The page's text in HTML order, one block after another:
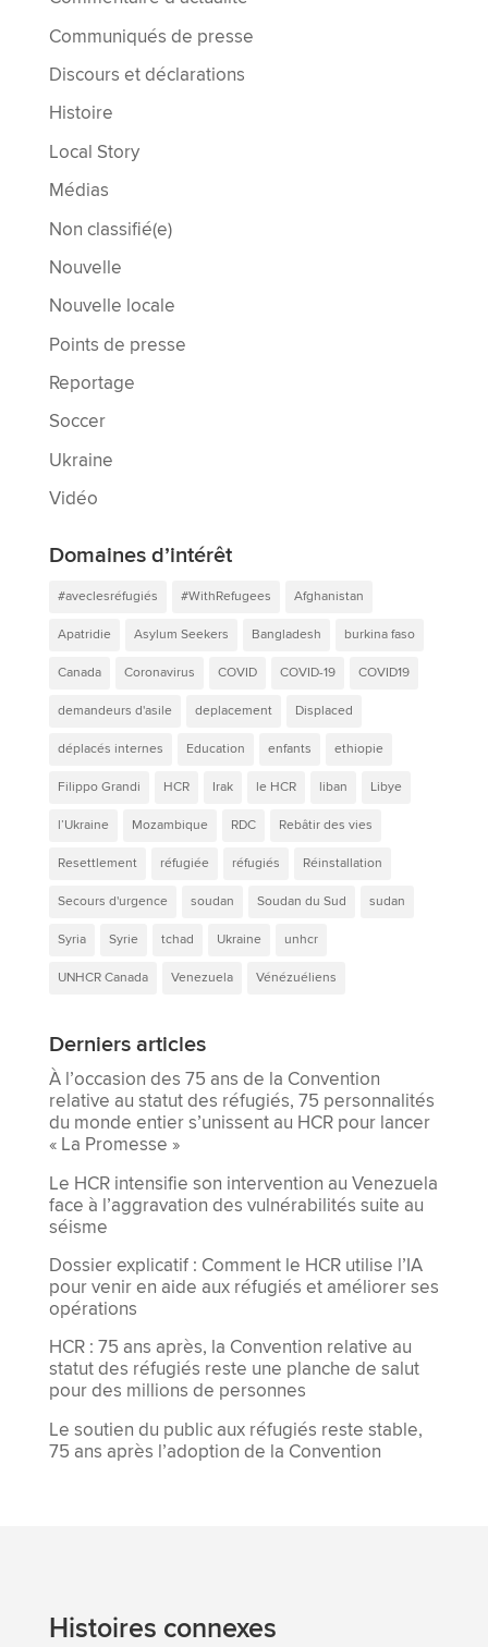
Communiqués de presse
Discours et déclarations
Histoire
Local Story
Médias
Non classifié(e)
Nouvelle
Nouvelle locale
Points de presse
Reportage
Soccer
Ukraine
Vidéo
Domaines d’intérêt
#aveclesréfugiés #WithRefugees Afghanistan
Apatridie Asylum Seekers Bangladesh burkina faso
Canada Coronavirus COVID COVID-19 COVID19
demandeurs d'asile deplacement Displaced
déplacés internes Education enfants ethiopie
Filippo Grandi HCR Irak le HCR liban Libye
l’Ukraine Mozambique RDC Rebâtir des vies
Resettlement réfugiée réfugiés Réinstallation
Secours d'urgence soudan Soudan du Sud sudan
Syria Syrie tchad Ukraine unhcr
UNHCR Canada Venezuela Vénézuéliens
Derniers articles
À l’occasion des 75 ans de la Convention
relative au statut des réfugiés, 75 personnalités
du monde entier s’unissent au HCR pour lancer
« La Promesse »
Le HCR intensifie son intervention au Venezuela
face à l’aggravation des vulnérabilités suite au
séisme
Dossier explicatif : Comment le HCR utilise l’IA
pour venir en aide aux réfugiés et améliorer ses
opérations
HCR : 75 ans après, la Convention relative au
statut des réfugiés reste une planche de salut
pour des millions de personnes
Le soutien du public aux réfugiés reste stable,
75 ans après l’adoption de la Convention
Histoires connexes